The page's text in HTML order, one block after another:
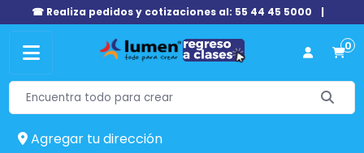
☎ Realiza pedidos y cotizaciones al: 55 44 45 5000 |
0
Agregar tu dirección